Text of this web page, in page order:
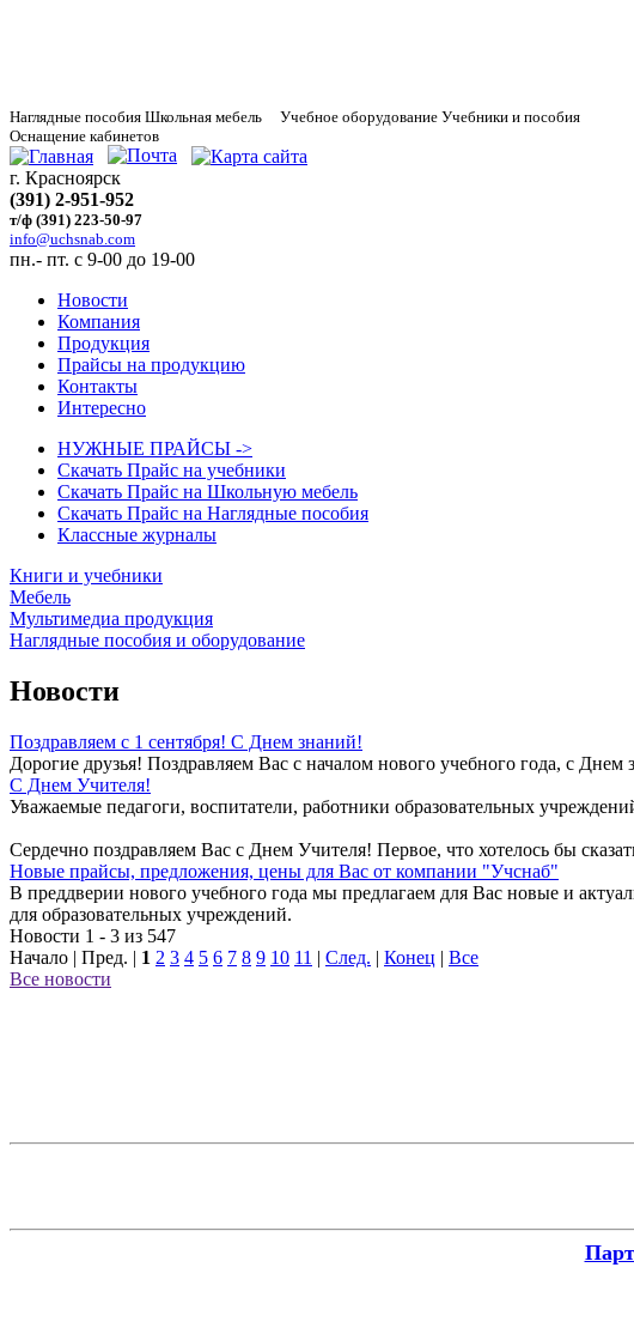
Наглядные пособия Школьная мебель Учебное оборудование Учебники и пособия
Оснащение кабинетов
г. Красноярск
(391) 2-951-952
т/ф (391) 223-50-97
info@uchsnab.com
пн.- пт. с 9-00 до 19-00
Новости
Компания
Продукция
Прайсы на продукцию
Контакты
Интересно
НУЖНЫЕ ПРАЙСЫ ->
Скачать Прайс на учебники
Скачать Прайс на Школьную мебель
Скачать Прайс на Наглядные пособия
Классные журналы
Книги и учебники
Мебель
Мультимедиа продукция
Наглядные пособия и оборудование
Новости
Поздравляем с 1 сентября! С Днем знаний!
Дорогие друзья! Поздравляем Вас с началом нового учебного года, с Днем
С Днем Учителя!
Уважаемые педагоги, воспитатели, работники образовательных
Сердечно поздравляем Вас с Днем Учителя! Первое, что хотелось бы
Новые прайсы, предложения, цены для Вас от компании "Учснаб"
В преддверии нового учебного года мы предлагаем для Вас новые и
для образовательных учреждений.
Новости 1 - 3 из 547
Начало | Пред. | 1 2 3 4 5 6 7 8 9 10 11 | След. | Конец | Все
Все новости